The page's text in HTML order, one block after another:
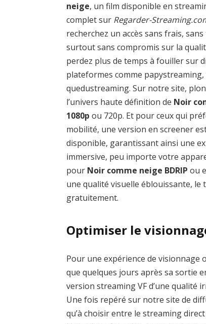
neige, un film disponible en
complet sur Regarder-
recherchez un accès sans frais,
surtout sans compromis sur la
perdez plus de temps à fouiller sur
plateformes comme papystreaming,
quedustreaming. Sur notre site,
l’univers haute définition de Noir
1080p ou 720p. Et pour ceux qui
mobilité, une version en screener
disponible, garantissant ainsi une
immersive, peu importe votre
pour Noir comme neige BDRIP ou
une qualité visuelle éblouissante, le
gratuitement.
Optimiser le
Pour une expérience de visionnage
que quelques jours après sa sortie
version streaming VF d’une
Une fois repéré sur notre site de
qu’à choisir entre le streaming